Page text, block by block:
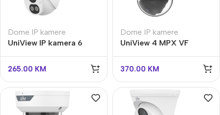
Dome IP kamere
UniView IP kamera 6
ADF28K-DL
265.00 KM
Dome IP kamere
UniView 4 MPX VF
ADEZK-H
370.00 KM